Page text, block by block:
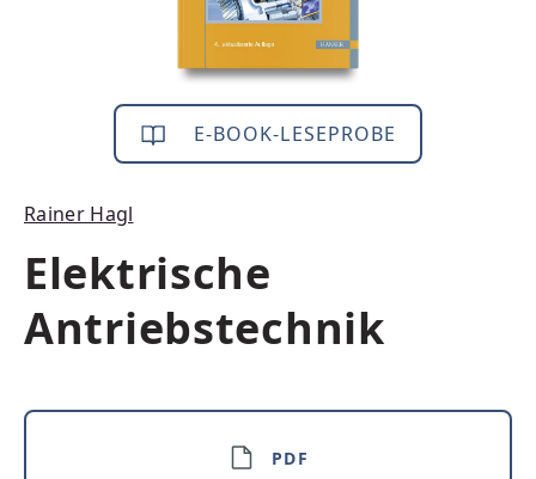
E-BOOK-LESEPROBE
Rainer Hagl
Elektrische
Antriebstechnik
PDF